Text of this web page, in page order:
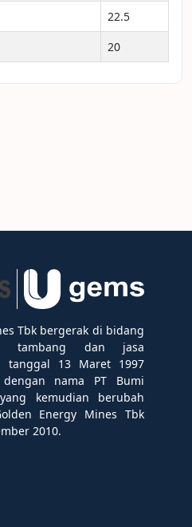
22.5
20
Tbk bergerak di bidang
tambang dan jasa
tanggal 13 Maret 1997
nama PT Bumi
kemudian berubah
Energy Mines Tbk
2010.